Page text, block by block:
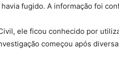
fugido. A informação foi
ele ficou conhecido por
começou após